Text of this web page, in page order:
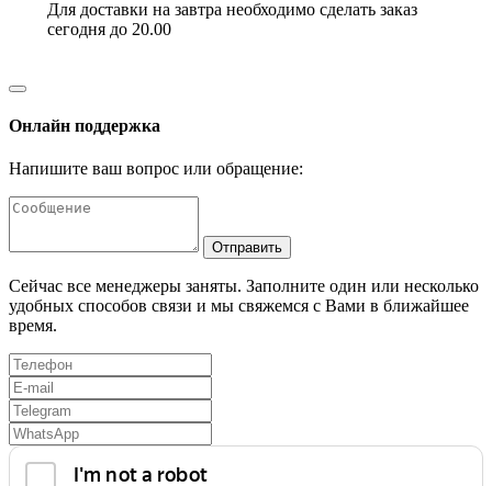
Для доставки на завтра необходимо сделать заказ
сегодня до 20.00
Онлайн поддержка
Напишите ваш вопрос или обращение:
Отправить
Сейчас все менеджеры заняты. Заполните один или несколько
удобных способов связи и мы свяжемся с Вами в ближайшее
время.